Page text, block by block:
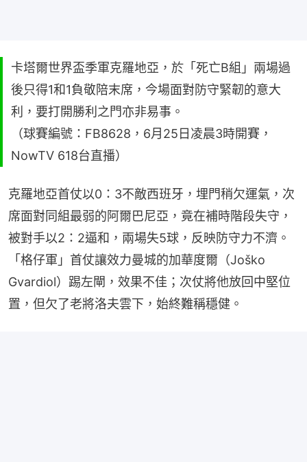
卡塔爾世界盃季軍克羅地亞，於「死亡B組」兩場過
後只得1和1負敬陪末席，今場面對防守緊韌的意大
利，要打開勝利之門亦非易事。
（球賽編號：FB8628，6月25日凌晨3時開賽，
NowTV 618台直播）
克羅地亞首仗以0：3不敵西班牙，埋門稍欠運氣，次
席面對同組最弱的阿爾巴尼亞，竟在補時階段失守，
被對手以2：2逼和，兩場失5球，反映防守力不濟。
「格仔軍」首仗讓效力曼城的加華度爾（Joško
Gvardiol）踢左閘，效果不佳；次仗將他放回中堅位
置，但欠了老將洛夫雲下，始終難稱穩健。